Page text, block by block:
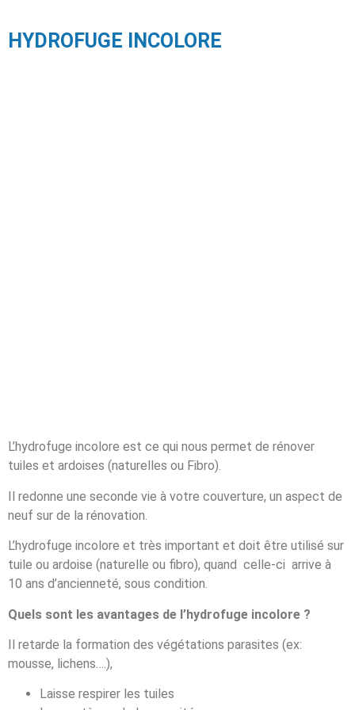
HYDROFUGE INCOLORE
L’hydrofuge incolore est ce qui nous permet de rénover
tuiles et ardoises (naturelles ou Fibro).
Il redonne une seconde vie à votre couverture, un aspect de
neuf sur de la rénovation.
L’hydrofuge incolore et très important et doit être utilisé sur
tuile ou ardoise (naturelle ou fibro), quand celle-ci arrive à
10 ans d’ancienneté, sous condition.
Quels sont les avantages de l’hydrofuge incolore ?
Il retarde la formation des végétations parasites (ex:
mousse, lichens….),
Laisse respirer les tuiles